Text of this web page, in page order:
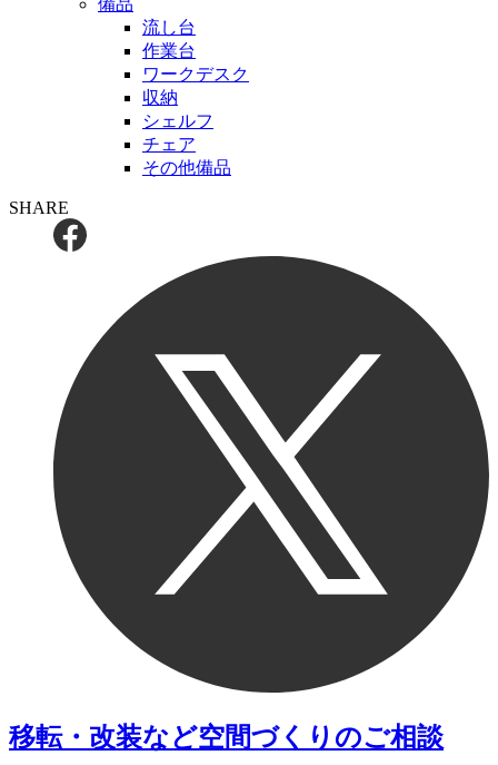
備品
流し台
作業台
ワークデスク
収納
シェルフ
チェア
その他備品
SHARE
移転・改装など空間づくりのご相談